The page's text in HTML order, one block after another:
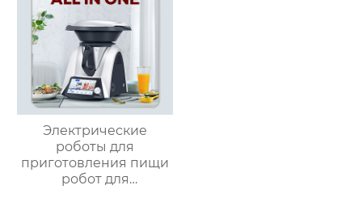
Электрические
роботы для
приготовления пищи
робот для